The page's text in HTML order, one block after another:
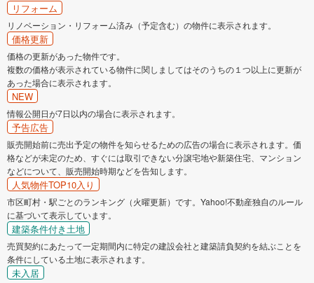
リフォーム
リノベーション・リフォーム済み（予定含む）の物件に表示されます。
価格更新
価格の更新があった物件です。
複数の価格が表示されている物件に関しましてはそのうちの１つ以上に更新が
あった場合に表示されます。
NEW
情報公開日が7日以内の場合に表示されます。
予告広告
販売開始前に売出予定の物件を知らせるための広告の場合に表示されます。価
格などが未定のため、すぐには取引できない分譲宅地や新築住宅、マンション
などについて、販売開始時期などを告知します。
人気物件TOP10入り
市区町村・駅ごとのランキング（火曜更新）です。Yahoo!不動産独自のルール
に基づいて表示しています。
建築条件付き土地
売買契約にあたって一定期間内に特定の建設会社と建築請負契約を結ぶことを
条件にしている土地に表示されます。
未入居